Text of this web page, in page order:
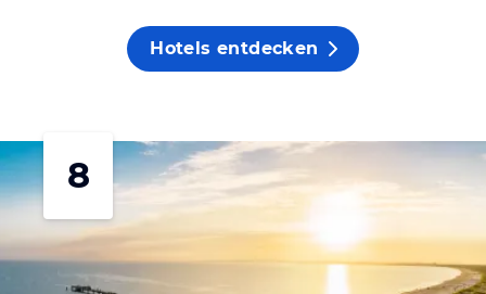
Hotels entdecken
8